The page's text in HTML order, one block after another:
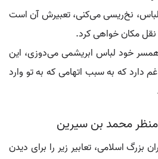
لباس، نخ‌ریسی می‌کنی، تعبیرش آن است
نقل مکان خواهی کرد.
همسر خود لباس ابریشمی می‌دوزی، این
دارد که به سبب اتهامی که به تو وارد
محمد بن سیرین
بزرگ اسلامی، تعابیر زیر را برای دیدن